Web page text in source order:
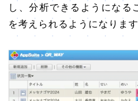
し、分析できるようになる
を考えられるようになります